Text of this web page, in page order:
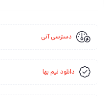
دسترسی آنی
دانلود نیم بها